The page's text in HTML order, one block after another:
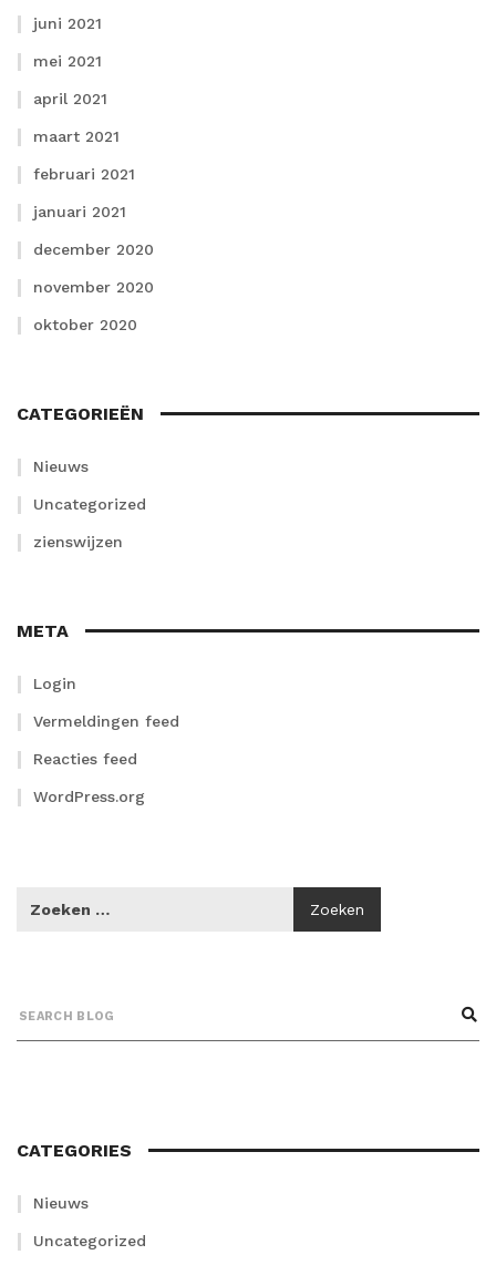
juni 2021
mei 2021
april 2021
maart 2021
februari 2021
januari 2021
december 2020
november 2020
oktober 2020
CATEGORIEËN
Nieuws
Uncategorized
zienswijzen
META
Login
Vermeldingen feed
Reacties feed
WordPress.org
CATEGORIES
Nieuws
Uncategorized